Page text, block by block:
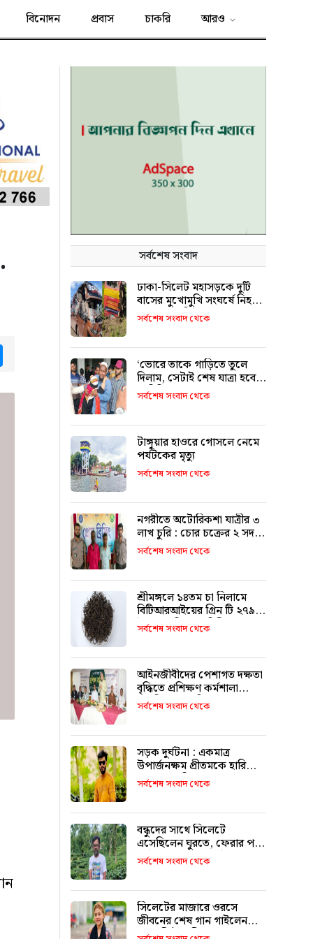
বিনোদন প্রবাস চাকরি আরও
সর্বশেষ সংবাদ
ঢাকা-সিলেট মহাসড়কে দুটি
বাসের মুখোমুখি সংঘর্ষে নিহত
৯ জনের পরিচয় শনাক্ত
সর্বশেষ সংবাদ থেকে
‘ভোরে তাকে গাড়িতে তুলে
দিলাম, সেটাই শেষ যাত্রা হবে
ভাবিনি’
সর্বশেষ সংবাদ থেকে
টাঙ্গুয়ার হাওরে গোসলে নেমে
পর্যটকের মৃত্যু
সর্বশেষ সংবাদ থেকে
নগরীতে অটোরিকশা যাত্রীর ৩
লাখ চুরি : চোর চক্রের ২ সদস্য
আটক
সর্বশেষ সংবাদ থেকে
শ্রীমঙ্গলে ১৪তম চা নিলামে
বিটিআরআইয়ের গ্রিন টি ২৭৯০
টাকা কেজি দরে বিক্রি
সর্বশেষ সংবাদ থেকে
আইনজীবীদের পেশাগত দক্ষতা
বৃদ্ধিতে প্রশিক্ষণ কর্মশালা
অপরিহার্য: এমপি এমরান
আহমদ চৌধুরী
সর্বশেষ সংবাদ থেকে
সড়ক দুর্ঘটনা : একমাত্র
উপার্জনক্ষম প্রীতমকে হারিয়ে
বাকরুদ্ধ পরিবার
সর্বশেষ সংবাদ থেকে
বন্ধুদের সাথে সিলেটে
এসেছিলেন ঘুরতে, ফেরার পথে
দুর্ঘটনায় মারা যান সাইফুল
সর্বশেষ সংবাদ থেকে
সিলেটের মাজারে ওরসে
জীবনের শেষ গান গাইলেন
পেহেলি ভৈরবী